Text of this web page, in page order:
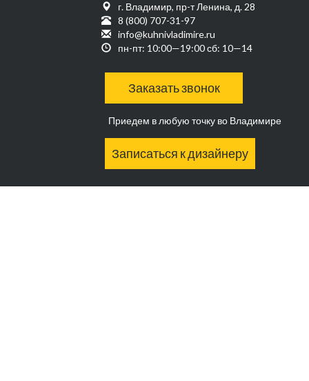
г. Владимир, пр-т Ленина, д. 28
8 (800) 707-31-97
info@kuhnivladimire.ru
пн-пт: 10:00—19:00 сб: 10—14
Заказать звонок
Приедем в любую точку во Владимире
Записаться к дизайнеру